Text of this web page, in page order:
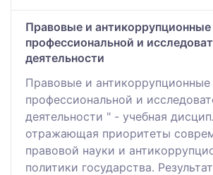
Правовые и
профессиональной и
деятельности
Правовые и
профессиональной и
деятельности " - учебная
отражающая приоритеты
правовой науки и
политики государства.